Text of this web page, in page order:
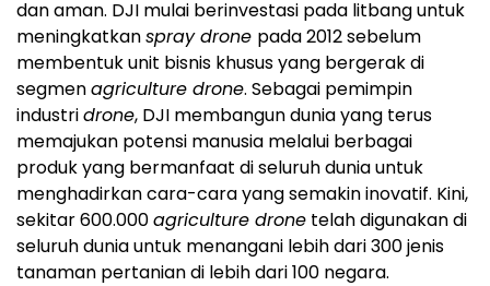
dan aman. DJI mulai berinvestasi pada litbang untuk
meningkatkanspray drone pada 2012 sebelum
membentuk unit bisnis khusus yang bergerak di
segmenagriculture drone. Sebagai pemimpin
industridrone, DJI membangun dunia yang terus
memajukan potensi manusia melalui berbagai
produk yang bermanfaat di seluruh dunia untuk
menghadirkan cara-cara yang semakin inovatif. Kini,
sekitar 600.000agriculture drone telah digunakan di
seluruh dunia untuk menangani lebih dari 300 jenis
tanaman pertanian di lebih dari 100 negara.